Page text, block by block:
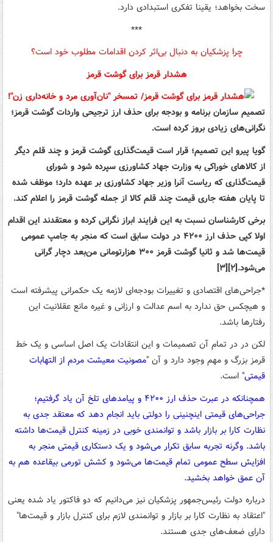
سخت بخواهد؛ یقینا تفکری استبدادی دارد.
***
چرا پزشکیان به دنبال بی‌اثر کردن اقدامات مطلوب خود است؟
هشدار قرمز برای گوشت قرمز
تصمیم سازمان برنامه و بودجه برای حذف ارز ترجیحی واردات گوشت قرمز؛
نگرانی‌های زیادی بروز کرده است.
گویا پیرو این تصمیم؛ قرار است قیمت‌گذاری گوشت قرمز و چند قلم دیگر
از کالاهای خوراکی به وزارت جهاد کشاورزی سپرده شود و شورای
قیمت‌گذاری که ریاست آنرا وزیر جهاد کشاورزی بر عهده دارد؛ موظف شده
تا پایان هفته جاری قیمت چند قلم کالا از جمله گوشت قرمز را اعلام کند.
برخی کارشناسان نسبت به این فرایند ابراز نگرانی کرده و معتقدند این اقدام
اولا کپی حذف ارز ۴۲۰۰ در دولت سابق است که منجر به جامپ عمومی
قیمت‌ها شد و ثانیا گوشت قرمز ۳۰۰ هزارتومانی من‌بعد دچار گرانی
می‌شود.[۲][۳]
*جراحی‌های اقتصادی و تغییرات بودجه‌ای لازمه یک حکمرانی پیشرفته است
و هیچکس حق ندارد به اسم عدالت و ارزانی و غیره مانع عقلانیت این
رفتارها باشد.
لکن در در تمام آن تصمیمات و این انتقادات یک اصل اساسی و یک خط
قرمز بزرگ و مهم وجود دارد و آن "مصونیت معیشت مردم از التهابات
قیمتی" است.
همچنانکه در عبرت حذف ارز ۴۲۰۰ و پیامدهای تلخ آن یاد گرفتیم؛
جراحی‌های قیمتی اینچنینی را دولتی باید انجام دهد که معتقد جدی به
نظارت کارا بر بازار باشد و توانمندی خوبی در زمینه کنترل قیمت‌ها داشته
باشد. وگرنه تجربه سابق تکرار می‌شود و یک دستکاری قیمتی منجر به
افزایش سطح عمومی تمام قیمت‌ها می‌شود و کشش تورمی بیقاعده هم به
آن عمق خواهد بخشید.
درباره دولت رئیس‌جمهور پزشکیان نیز می‌دانیم که دو فاکتور یاد شده یعنی
"اعتقاد به نظارت کارا بر بازار و توانمندی لازم برای کنترل بازار و قیمت‌ها"
دارای ضعف‌های جدی هستند.